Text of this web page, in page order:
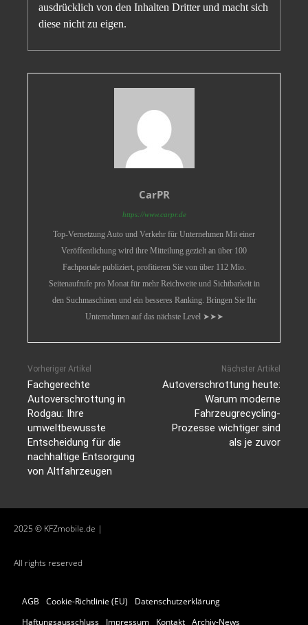
ausdrücklich von den Inhalten Dritter und macht sich
diese nicht zu eigen.
CarPR
https://www.carpr.de
Top-Vernetzung Auto und Verkehr für Unternehmen Mit einer
Veröffentlichung wird ihre Mitteilung gezielt an über 100
Fachportale publiziert, profitieren Sie von über 112 Mio.
Seitenaufrufe pro Monat für mehr Reichweite und Sichtbarkeit in
den Suchmaschinen und ein besseres Ranking. Bringen Sie Ihr
Unternehmen auf das nächste Level ➤➤➤
Vorheriger Artikel
Fachgerechte
Autoverschrottung in
Rodgau: Ihre
umweltbewusste
Entscheidung für die
nachhaltige Entsorgung
von Altfahrzeugen
Nächster Artikel
Autoverschrottung heute:
Warum moderne
Fahrzeugrecycling-
Prozesse wichtiger sind
als je zuvor
2025 © KFZmobile.de |
All rights reserved
AGB Cookie-Richtlinie (EU)
Datenschutzerklärung
Haftungsausschluss
Impressum Kontakt Archiv-News